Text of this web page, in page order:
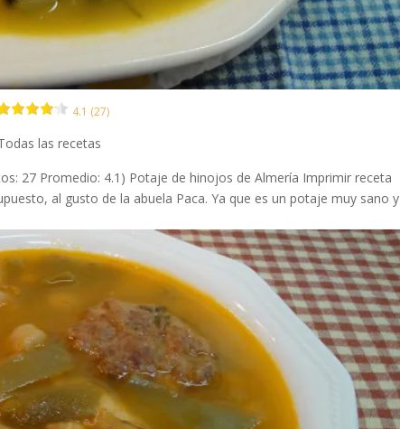
4.1 (27)
las recetas
27 Promedio: 4.1) Potaje de hinojos de Almería Imprimir receta
al gusto de la abuela Paca. Ya que es un potaje muy sano y